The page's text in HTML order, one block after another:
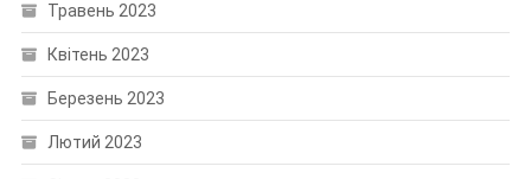
Травень 2023
Квітень 2023
Березень 2023
Лютий 2023